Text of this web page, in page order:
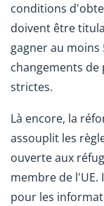
conditions
doivent être
gagner au moins
changements
strictes.
Là encore, la
assouplit les
ouverte aux
membre de l'UE.
pour les